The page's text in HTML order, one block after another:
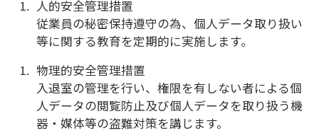
人的安全管理措置
従業員の秘密保持遵守の為、個人データ取り扱い
等に関する教育を定期的に実施します。
物理的安全管理措置
入退室の管理を行い、権限を有しない者による個
人データの閲覧防止及び個人データを取り扱う機
器・媒体等の盗難対策を講じます。